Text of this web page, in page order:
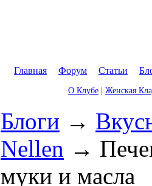
Главная Форум Статьи
О Клубе Женская
Блоги →
Nellen →
муки и масла